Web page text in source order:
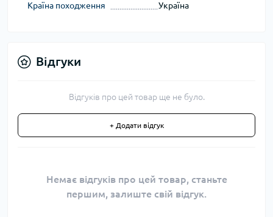
Країна походження Україна
Відгуки
Відгуків про цей товар ще не було.
+ Додати відгук
Немає відгуків про цей товар, станьте
першим, залиште свій відгук.